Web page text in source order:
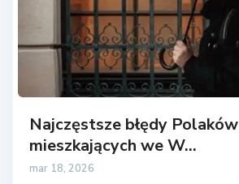
Najczęstsze błędy Polaków
mieszkających we W...
mar 18, 2026